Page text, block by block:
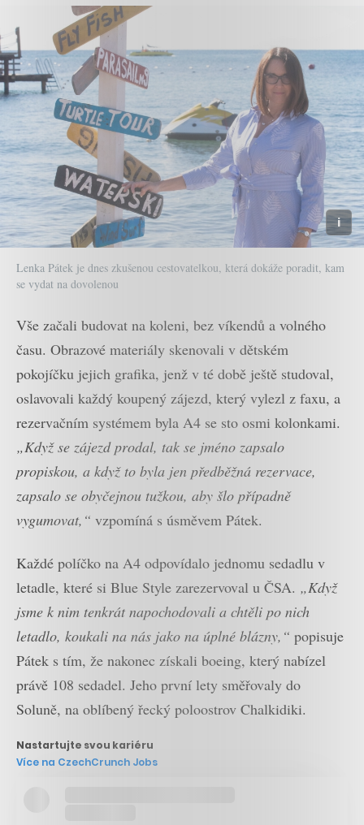
Lenka Pátek je dnes zkušenou cestovatelkou, která dokáže poradit, kam
se vydat na dovolenou
Vše začali budovat na koleni, bez víkendů a volného
času. Obrazové materiály skenovali v dětském
pokojíčku jejich grafika, jenž v té době ještě studoval,
oslavovali každý koupený zájezd, který vylezl z faxu, a
rezervačním systémem byla A4 se sto osmi kolonkami.
„Když se zájezd prodal, tak se jméno zapsalo
propiskou, a když to byla jen předběžná rezervace,
zapsalo se obyčejnou tužkou, aby šlo případně
vygumovat,“ vzpomíná s úsměvem Pátek.
Každé políčko na A4 odpovídalo jednomu sedadlu v
letadle, které si Blue Style zarezervoval u ČSA. „Když
jsme k nim tenkrát napochodovali a chtěli po nich
letadlo, koukali na nás jako na úplné blázny,“ popisuje
Pátek s tím, že nakonec získali boeing, který nabízel
právě 108 sedadel. Jeho první lety směřovaly do
Soluně, na oblíbený řecký poloostrov Chalkidiki.
Nastartujte svou kariéru
Více na CzechCrunch Jobs